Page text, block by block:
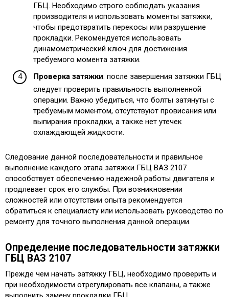
ГБЦ. Необходимо строго соблюдать указания
производителя и использовать моменты затяжки,
чтобы предотвратить перекосы или разрушение
прокладки. Рекомендуется использовать
динамометрический ключ для достижения
требуемого момента затяжки.
Проверка затяжки: после завершения затяжки ГБЦ
следует проверить правильность выполненной
операции. Важно убедиться, что болты затянуты с
требуемым моментом, отсутствуют провисания или
выпирания прокладки, а также нет утечек
охлаждающей жидкости.
Следование данной последовательности и правильное
выполнение каждого этапа затяжки ГБЦ ВАЗ 2107
способствует обеспечению надежной работы двигателя и
продлевает срок его службы. При возникновении
сложностей или отсутствии опыта рекомендуется
обратиться к специалисту или использовать руководство по
ремонту для точного выполнения данной операции.
Определение последовательности затяжки
ГБЦ ВАЗ 2107
Прежде чем начать затяжку ГБЦ, необходимо проверить и
при необходимости отрегулировать все клапаны, а также